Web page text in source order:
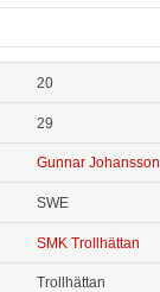
20
29
Gunnar Johansson
SWE
SMK Trollhättan
Trollhättan